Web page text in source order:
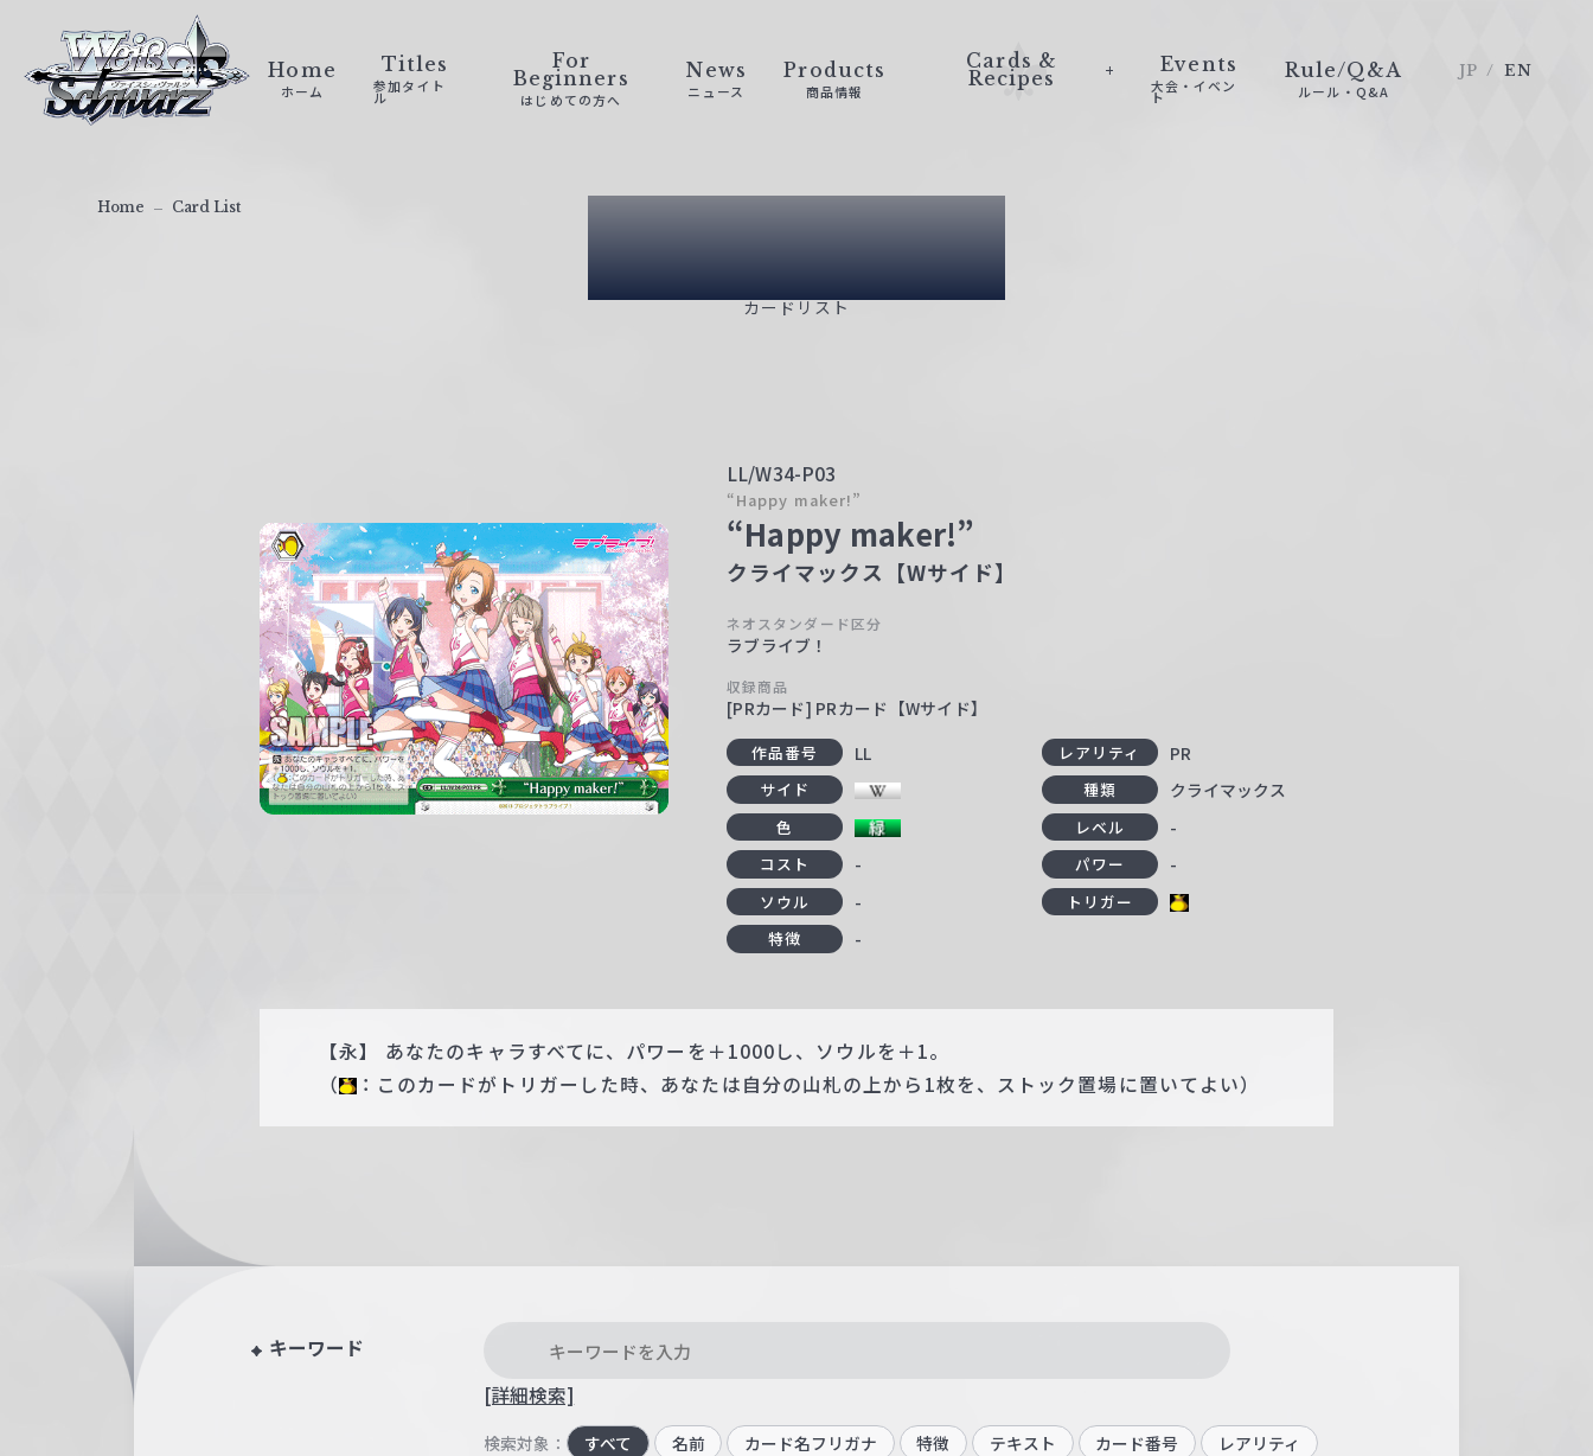
ァ
Home
ホーム
Titles
参加タイト
ル
For
Beginners
はじめての方へ
News
ニュース
Products
商品情報
Cards &
Recipes
Events
大会・イベン
ト
Rule/Q&A
ルール・Q&A
JP EN
Card List
カードリスト
Home Card List
LL/W34-P03
“Happy maker!”
“Happy maker!”
クライマックス【Wサイド】
ネオスタンダード区分
ラブライブ！
収録商品
[PRカード] PRカード【Wサイド】
作品番号 LL レアリティ PR
サイド 種類 クライマックス
色 レベル -
コスト - パワー -
ソウル -
トリガー
特徴
-
【永】 あなたのキャラすべてに、パワーを＋1000し、ソウルを＋1。
（
：このカードがトリガーした時、あなたは自分の山札の上から1枚を、ストック置場に置いてよい）
キーワード
[詳細検索]
検索対象： すべて 名前 カード名フリガナ 特徴 テキスト カード番号 レアリティ